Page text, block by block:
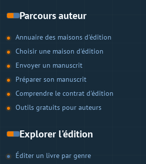
Parcours auteur
Annuaire des maisons d'édition
Choisir une maison d'édition
Envoyer un manuscrit
Préparer son manuscrit
Comprendre le contrat d'édition
Outils gratuits pour auteurs
Explorer l'édition
Éditer un livre par genre